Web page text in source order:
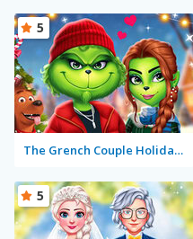
The Grench Couple Holiday Dress Up
5
5